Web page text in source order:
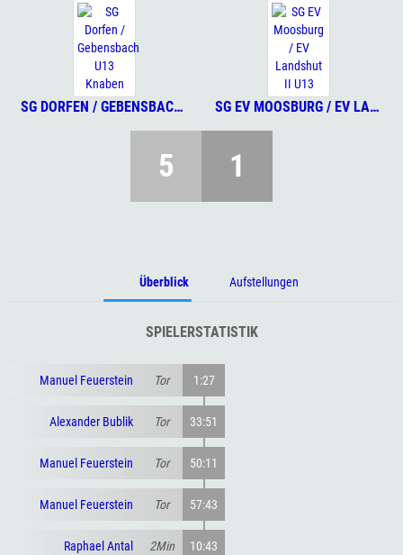
SG DORFEN / GEBENSBACH U13 KNABEN SG EV MOOSBURG / EV LANDSHUT II U13
5 1
Überblick Aufstellungen
SPIELERSTATISTIK
Manuel Feuerstein Tor 1:27
Alexander Bublik Tor 33:51
Manuel Feuerstein Tor 50:11
Manuel Feuerstein Tor 57:43
Raphael Antal 2Min 10:43